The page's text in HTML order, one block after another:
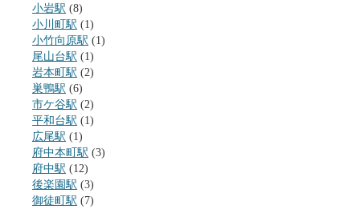
小岩駅 (8)
小川町駅 (1)
小竹向原駅 (1)
尾山台駅 (1)
岩本町駅 (2)
巣鴨駅 (6)
市ケ谷駅 (2)
平和台駅 (1)
広尾駅 (1)
府中本町駅 (3)
府中駅 (12)
後楽園駅 (3)
御徒町駅 (7)